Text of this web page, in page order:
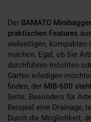
Der BAMATO
praktischen Features
vielseitigen, kompakten
machen. Egal, ob Sie
durchführen möchten
Garten erledigen
finden, der MIB-600
Seite. Besonders für
Beispiel eine Drainage,
Durch die Möglichkeit,